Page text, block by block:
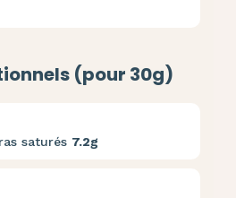
(pour 30g)
saturés 7.2g